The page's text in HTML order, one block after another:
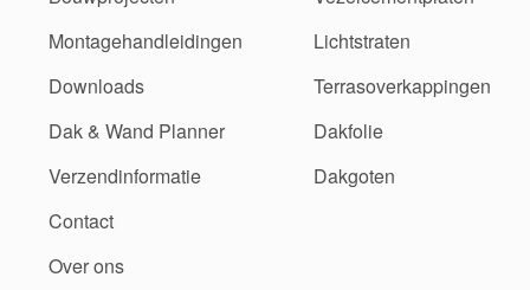
Montagehandleidingen
Downloads
Dak & Wand Planner
Verzendinformatie
Contact
Over ons
Lichtstraten
Terrasoverkappingen
Dakfolie
Dakgoten